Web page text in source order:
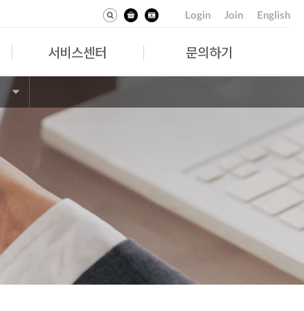
Login Join English
서비스센터 문의하기